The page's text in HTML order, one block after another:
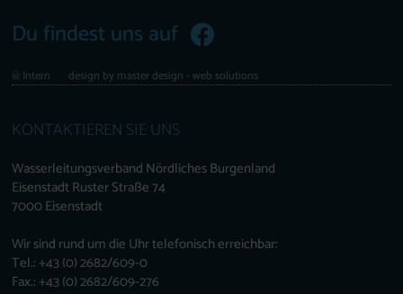
Du findest uns auf
design by master design - web solutions
Intern
KONTAKTIEREN SIE UNS
Wasserleitungsverband Nördliches Burgenland
Eisenstadt Ruster Straße 74
7000 Eisenstadt
Wir sind rund um die Uhr telefonisch erreichbar:
Tel.: +43 (0) 2682/609-0
Fax.: +43 (0) 2682/609-276